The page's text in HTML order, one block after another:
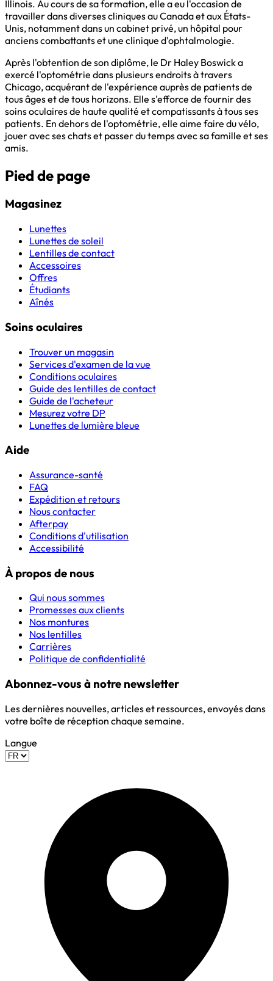
Illinois. Au cours de sa formation, elle a eu l'occasion de
travailler dans diverses cliniques au Canada et aux États-
Unis, notamment dans un cabinet privé, un hôpital pour
anciens combattants et une clinique d'ophtalmologie.
Après l'obtention de son diplôme, le Dr Haley Boswick a
exercé l'optométrie dans plusieurs endroits à travers
Chicago, acquérant de l'expérience auprès de patients de
tous âges et de tous horizons. Elle s'efforce de fournir des
soins oculaires de haute qualité et compatissants à tous ses
patients. En dehors de l'optométrie, elle aime faire du vélo,
jouer avec ses chats et passer du temps avec sa famille et ses
amis.
Pied de page
Magasinez
Lunettes
Lunettes de soleil
Lentilles de contact
Accessoires
Offres
Étudiants
Aînés
Soins oculaires
Trouver un magasin
Services d'examen de la vue
Conditions oculaires
Guide des lentilles de contact
Guide de l'acheteur
Mesurez votre DP
Lunettes de lumière bleue
Aide
Assurance-santé
FAQ
Expédition et retours
Nous contacter
Afterpay
Conditions d'utilisation
Accessibilité
À propos de nous
Qui nous sommes
Promesses aux clients
Nos montures
Nos lentilles
Carrières
Politique de confidentialité
Abonnez-vous à notre newsletter
Les dernières nouvelles, articles et ressources, envoyés dans
votre boîte de réception chaque semaine.
Langue